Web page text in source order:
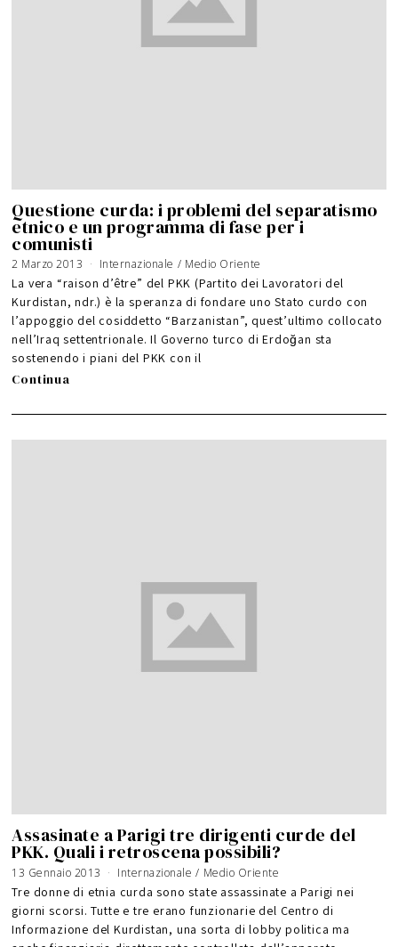
Questione curda: i problemi del separatismo
etnico e un programma di fase per i
comunisti
2 Marzo 2013
i
u
g
n
o
2
0
1
6
Internazionale / Medio Oriente
La vera “raison d’être” del PKK (Partito dei Lavoratori del
Kurdistan, ndr.) è la speranza di fondare uno Stato curdo con
l’appoggio del cosiddetto “Barzanistan”, quest’ultimo collocato
nell’Iraq settentrionale. Il Governo turco di Erdoğan sta
sostenendo i piani del PKK con il
Continua
Assasinate a Parigi tre dirigenti curde del
PKK. Quali i retroscena possibili?
13 Gennaio 2013
i
u
g
n
2
0
Internazionale / Medio Oriente
Tre donne di etnia curda sono state assassinate a Parigi nei
giorni scorsi. Tutte e tre erano funzionarie del Centro di
Informazione del Kurdistan, una sorta di lobby politica ma